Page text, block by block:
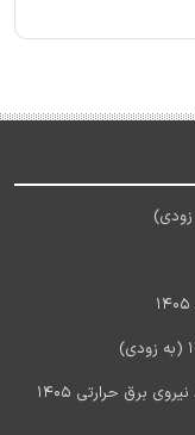
آخرین اخبار استخدام شرکت مادر تخصصی تولید نیروی برق حرارتی 1405